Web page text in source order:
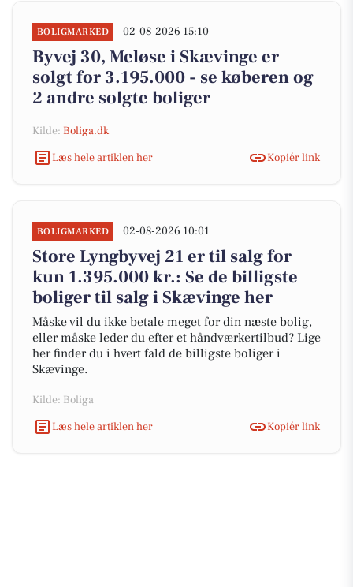
BOLIGMARKED 02-08-2026 15:10
Byvej 30, Meløse i Skævinge er
solgt for 3.195.000 - se køberen og
2 andre solgte boliger
Kilde: Boliga.dk
Læs hele artiklen her
Kopiér link
BOLIGMARKED 02-08-2026 10:01
Store Lyngbyvej 21 er til salg for
kun 1.395.000 kr.: Se de billigste
boliger til salg i Skævinge her
Måske vil du ikke betale meget for din næste bolig,
eller måske leder du efter et håndværkertilbud? Lige
her finder du i hvert fald de billigste boliger i
Skævinge.
Kilde: Boliga
Læs hele artiklen her
Kopiér link